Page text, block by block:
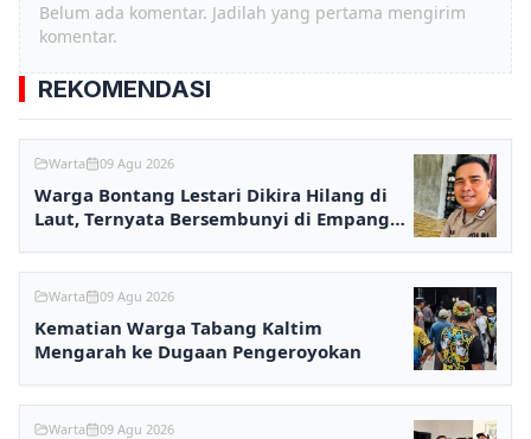
Belum ada komentar. Jadilah yang pertama mengirim
komentar.
REKOMENDASI
Warta 09 Agu 2026
Warga Bontang Lestari Dikira Hilang di
Laut, Ternyata Bersembunyi di Empang
Warta 09 Agu 2026
Kematian Warga Tabang Kaltim
Mengarah ke Dugaan Pengeroyokan
Warta 09 Agu 2026